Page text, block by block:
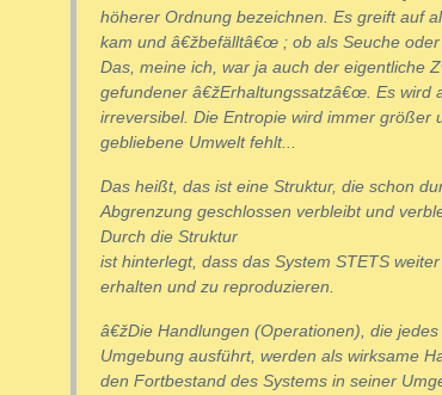
höherer Ordnung bezeichnen. Es greift auf
kam und â€žbefälltâ€œ ; ob als Seuche
Das, meine ich, war ja auch der eigentliche
gefundener â€žErhaltungssatzâ€œ. Es wird
irreversibel. Die Entropie wird immer größer
gebliebene Umwelt fehlt...
Das heißt, das ist eine Struktur, die schon
Abgrenzung geschlossen verbleibt und
Durch die Struktur
ist hinterlegt, dass das System STETS
erhalten und zu reproduzieren.
â€žDie Handlungen (Operationen), die
Umgebung ausführt, werden als wirksame
den Fortbestand des Systems in seiner